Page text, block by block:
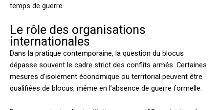
temps de guerre.
Le rôle des organisations
internationales
Dans la pratique contemporaine, la question du blocus
dépasse souvent le cadre strict des conflits armés. Certaines
mesures d’isolement économique ou territorial peuvent être
qualifiées de blocus, même en l’absence de guerre formelle.